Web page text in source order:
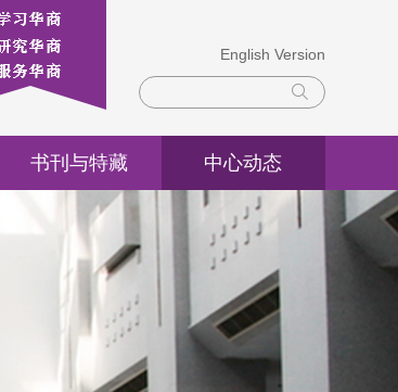
English Version
书刊与特藏 中心动态